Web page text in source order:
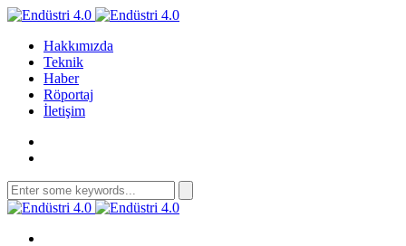
Hakkımızda
Teknik
Haber
Röportaj
İletişim
Search
for: